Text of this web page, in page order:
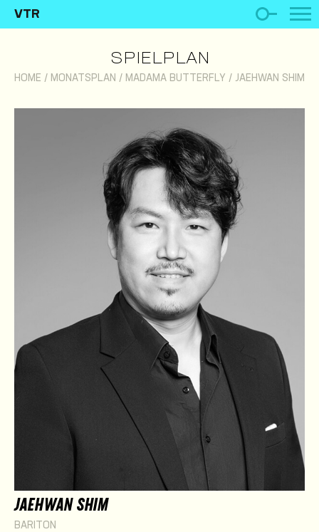
VTR
SPIELPLAN
HOME / MONATSPLAN / MADAMA BUTTERFLY / JAEHWAN SHIM
JAEHWAN SHIM
BARITON